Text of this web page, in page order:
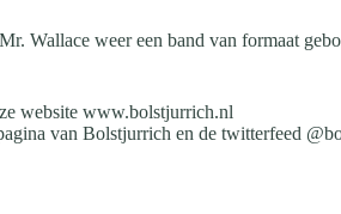
Wallace weer een band van formaat
website www.bolstjurrich.nl
van Bolstjurrich en de twitterfeed